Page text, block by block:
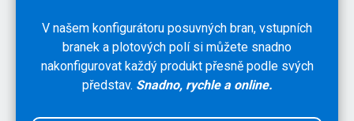
V našem konfigurátoru posuvných bran, vstupních
branek a plotových polí si můžete snadno
nakonfigurovat každý produkt přesně podle svých
představ. Snadno, rychle a online.